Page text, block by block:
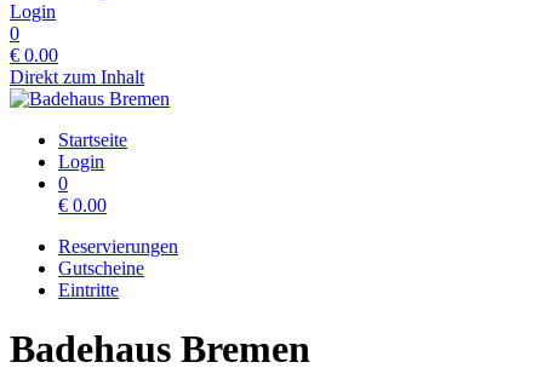
Login
0
€ 0.00
Direkt zum Inhalt
Startseite
Login
0
€ 0.00
Reservierungen
Gutscheine
Eintritte
Badehaus Bremen